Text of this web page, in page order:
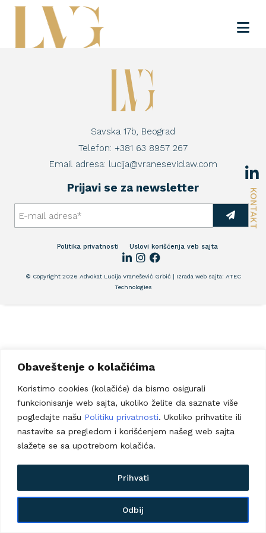
Obaveštenje o kolačićima
Koristimo cookies (kolačiće) da bismo osigurali
funkcionisanje web sajta, ukoliko želite da saznate više
pogledajte našu Politiku privatnosti. Ukoliko prihvatite ili
nastavite sa pregledom i korišćenjem našeg web sajta
slažete se sa upotrebom kolačića.
Odbij
Prihvati
KONTAKT
Savska 17b, Beograd
Telefon: +381 63 8957 267
Email adresa: lucija@vraneseviclaw.com
Prijavi se za newsletter
© Copyright 2026 Advokat Lucija Vranešević Grbić | Izrada web sajta: ATEC
Technologies
Politika privatnosti Uslovi korišćenja veb sajta